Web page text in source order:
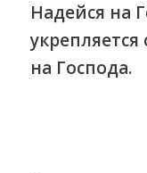
Надейся на
на Господа.